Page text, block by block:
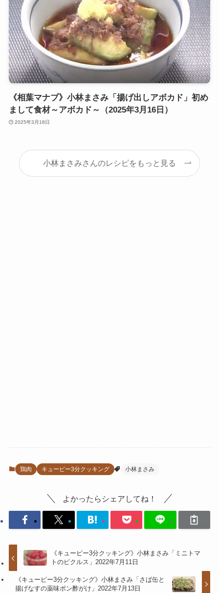
《相葉マナブ》小林まさみ「揚げ出しアボカド」初め
まして食材～アボカド～（2025年3月16日）
2025年3月18日
小林まさみさんのレシピをもっと見る
鶏肉 キューピー3分クッキング 小林まさみ
よかったらシェアしてね！
《キューピー3分クッキング》小林まさみ「ミニトマ
トのピクルス」2022年7月11日
《キューピー3分クッキング》小林まさみ「さば缶と
揚げなすの薬味ポン酢がけ」2022年7月13日